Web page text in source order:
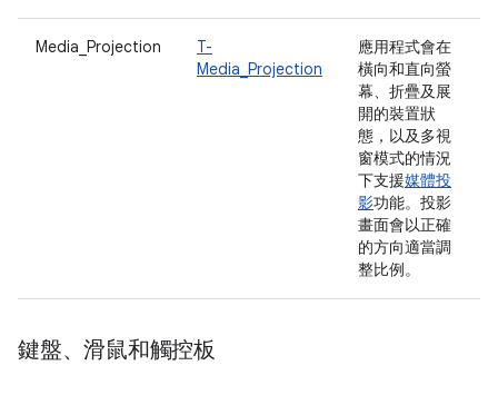
Media_Projection
T-
Media_Projection
應用程式會在
橫向和直向螢
幕、折疊及展
開的裝置狀
態，以及多視
窗模式的情況
下支援媒體投
影功能。投影
畫面會以正確
的方向適當調
整比例。
鍵盤、滑鼠和觸控板